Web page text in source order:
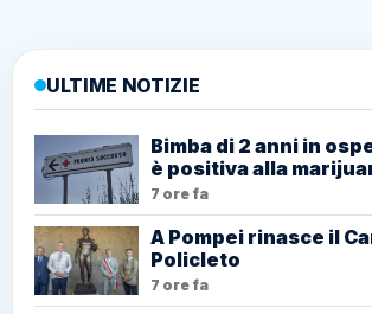
ULTIME NOTIZIE
Bimba di 2 anni in
è positiva alla
7 ore fa
A Pompei rinasce il
Policleto
7 ore fa